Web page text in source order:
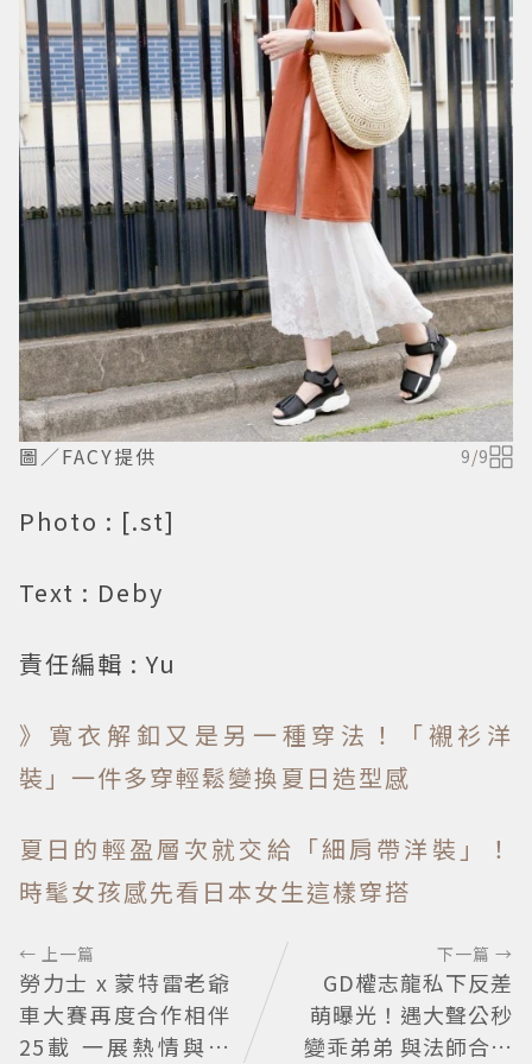
圖／FACY提供 9/9
Photo : [.st]
Text : Deby
責任編輯 : Yu
》寬衣解釦又是另一種穿法！「襯衫洋
裝」一件多穿輕鬆變換夏日造型感
夏日的輕盈層次就交給「細肩帶洋裝」！
時髦女孩感先看日本女生這樣穿搭
← 上一篇
勞力士 x 蒙特雷老爺
車大賽再度合作相伴
25載 一展熱情與夢
下一篇 →
GD權志龍私下反差
萌曝光！遇大聲公秒
變乖弟弟 與法師合照